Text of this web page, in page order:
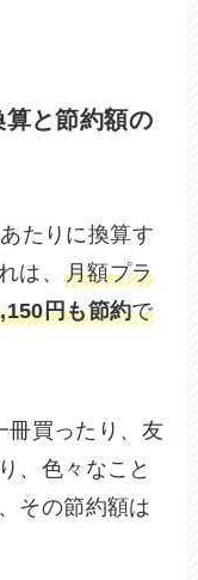
と節約額の
たりに換算す
は、月額プラ
円も節約で
冊買ったり、友
、色々なこと
その節約額は